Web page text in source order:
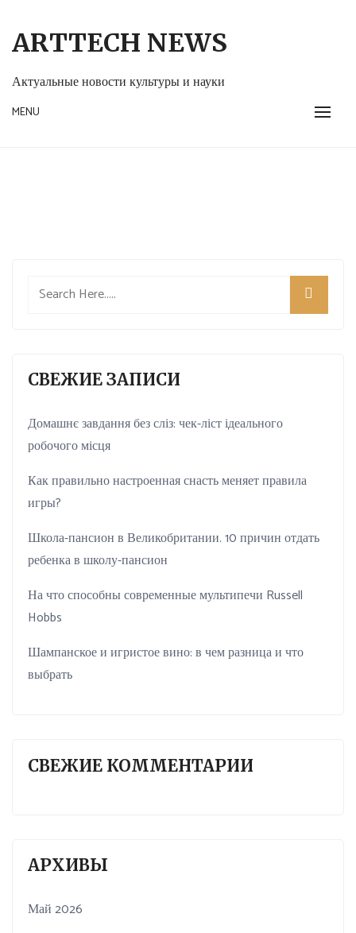
content
ARTTECH NEWS
Актуальные новости культуры и науки
MENU
СВЕЖИЕ ЗАПИСИ
Домашнє завдання без сліз: чек-ліст ідеального
робочого місця
Как правильно настроенная снасть меняет правила
игры?
Школа-пансион в Великобритании. 10 причин отдать
ребенка в школу-пансион
На что способны современные мультипечи Russell
Hobbs
Шампанское и игристое вино: в чем разница и что
выбрать
СВЕЖИЕ КОММЕНТАРИИ
АРХИВЫ
Май 2026